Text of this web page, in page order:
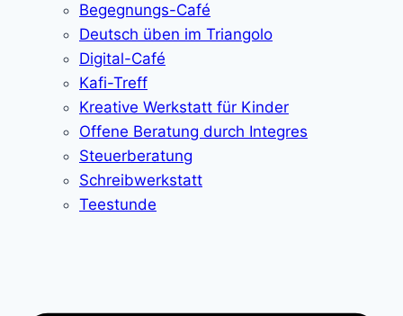
Begegnungs-Café
Deutsch üben im Triangolo
Digital-Café
Kafi-Treff
Kreative Werkstatt für Kinder
Offene Beratung durch Integres
Steuerberatung
Schreibwerkstatt
Teestunde